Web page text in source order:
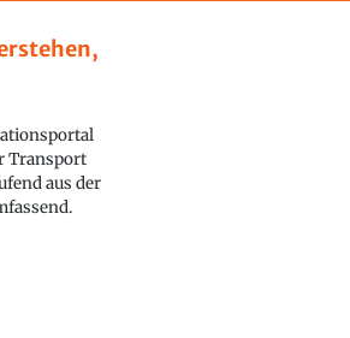
Transport
aus der